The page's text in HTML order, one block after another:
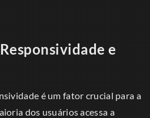
e
é um fator crucial para a
dos usuários acessa a